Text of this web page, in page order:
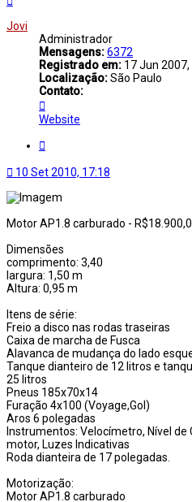
topo
Jovi
Administrador
Mensagens:6372
Registrado em: 17 Jun 2007,
Localização:São Paulo
Contato:
Jovi
Website
10 Set 2010, 17:18
Motor AP1.8 carburado -
Dimensões
comprimento: 3,40
largura: 1,50 m
Altura: 0,95 m
Itens de série:
Freio a disco nas rodas traseiras
Caixa de marcha de Fusca
Alavanca de mudança do lado
Tanque dianteiro de 12 litros e
25 litros
Pneus 185x70x14
Furação 4x100 (Voyage,Gol)
Aros 6 polegadas
Instrumentos: Velocímetro, Nível
motor, Luzes Indicativas
Roda dianteira de 17 polegadas.
Motorização:
Motor AP1.8 carburado